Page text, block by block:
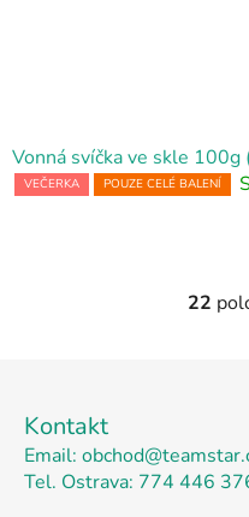
Vonná svíčka ve skle 100g
VEČERKA POUZE CELÉ BALENÍ
22
Kontakt
Email:
Tel. Ostrava: 774 446